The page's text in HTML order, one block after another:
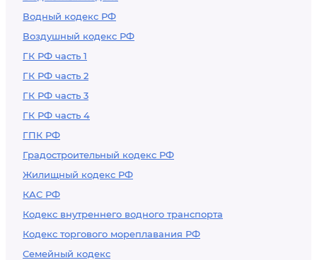
Водный кодекс РФ
Воздушный кодекс РФ
ГК РФ часть 1
ГК РФ часть 2
ГК РФ часть 3
ГК РФ часть 4
ГПК РФ
Градостроительный кодекс РФ
Жилищный кодекс РФ
КАС РФ
Кодекс внутреннего водного транспорта
Кодекс торгового мореплавания РФ
Семейный кодекс